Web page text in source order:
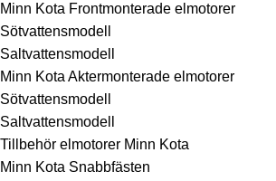
Minn Kota Frontmonterade elmotorer
Sötvattensmodell
Saltvattensmodell
Minn Kota Aktermonterade elmotorer
Sötvattensmodell
Saltvattensmodell
Tillbehör elmotorer Minn Kota
Minn Kota Snabbfästen